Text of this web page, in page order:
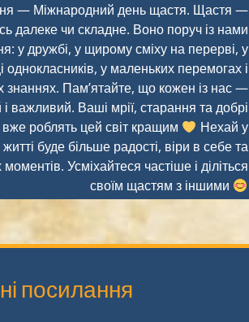
— Міжнародний день щастя. Щастя —
далеке чи складне. Воно поруч із нами
у дружбі, у щирому сміху на перерві, у
однокласників, у маленьких перемогах і
знаннях. Пам’ятайте, що кожен із нас —
і важливий. Ваші мрії, старання та добрі
вже роблять цей світ кращим
Нехай у
буде більше радості, віри в себе та
Усміхайтеся частіше і діліться
своїм щастям з іншими
посилання